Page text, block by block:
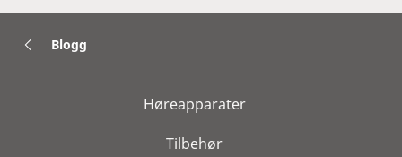
Blogg
Høreapparater
Tilbehør